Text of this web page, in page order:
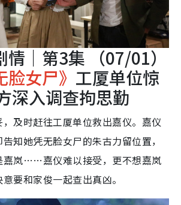
｜第3集 （07/01）
女尸》 工厦单位惊
深入调查拘思勤
及时赶往工厦单位救出嘉仪。嘉仪
知她凭无脸女尸的朱古力留位置，
嘉岚……嘉仪难以接受，更不想嘉岚
要和家俊一起查出真凶。